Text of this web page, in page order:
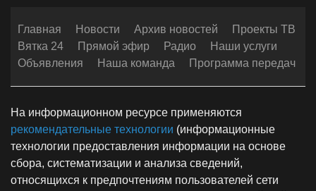
Главная Новости Архив новостей
Проекты ТВ
Вятка 24
Прямой эфир Радио
Наши услуги
Объявления
Наша команда Программа передач
На информационном ресурсе применяются
рекомендательные технологии (информационные
технологии предоставления информации на основе
сбора, систематизации и анализа сведений,
относящихся к предпочтениям пользователей сети